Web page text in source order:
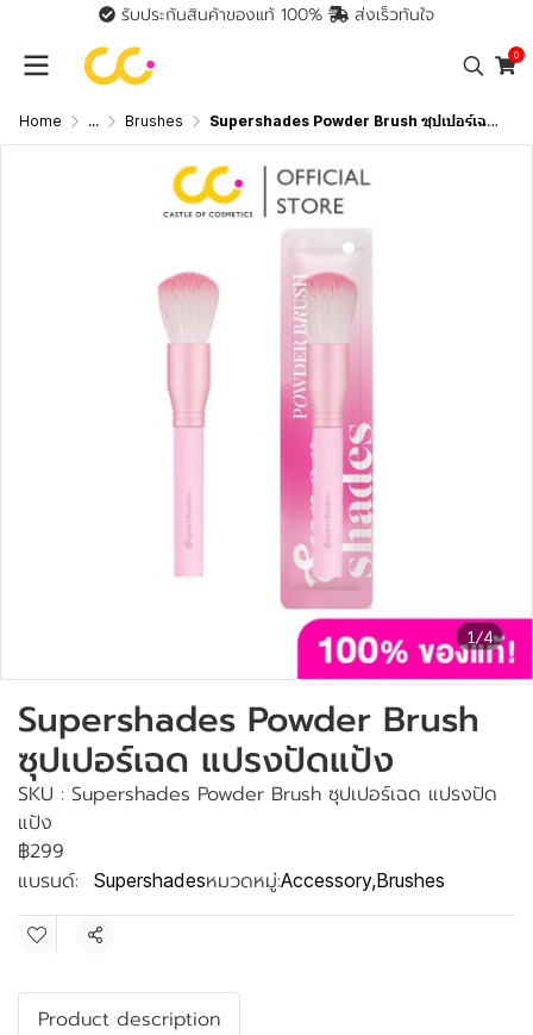
รับประกันสินค้าของแท้ 100% ส่งเร็วทันใจ
0
Home ... Brushes Supershades Powder Brush ซุปเปอร์เฉด แปรงปัดแป้ง
1/4
Supershades Powder Brush
ซุปเปอร์เฉด แปรงปัดแป้ง
SKU : Supershades Powder Brush ซุปเปอร์เฉด แปรงปัด
แป้ง
฿299
แบรนด์:
Supershadesหมวดหมู่:Accessory,Brushes
แชร์
Product description